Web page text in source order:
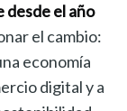
desde el año
el cambio:
economía
digital y a